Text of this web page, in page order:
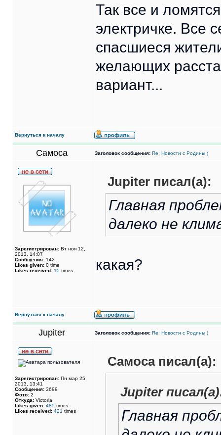
Так все и
электричке. Все
спасшиеся
желающих
вариант...
Вернуться к началу
Самоса Заголовок сообщения: Re: Новости с Родины )
Зарегистрирован: Вт ноя 12,
2013, 14:07
Сообщения: 142
Likes given: 0 time
Likes received: 15 times
Jupiter писал(а):
Главная
далеко не
какая?
Вернуться к началу
Jupiter Заголовок сообщения: Re: Новости с Родины )
Зарегистрирован: Пн мар 25,
2013, 13:41
Сообщения: 3699
Фото: 2
Откуда: Victoria
Likes given: 485 times
Likes received: 421 times
Самоса писал(а):
Jupiter
Главная